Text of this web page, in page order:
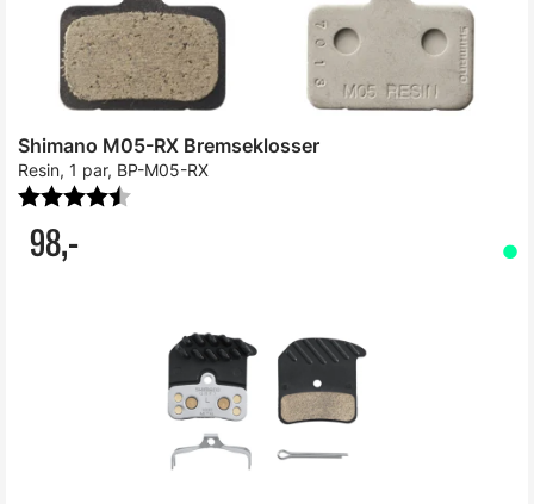
Shimano M05-RX Bremseklosser
Resin, 1 par, BP-M05-RX
98,-
Karakter: